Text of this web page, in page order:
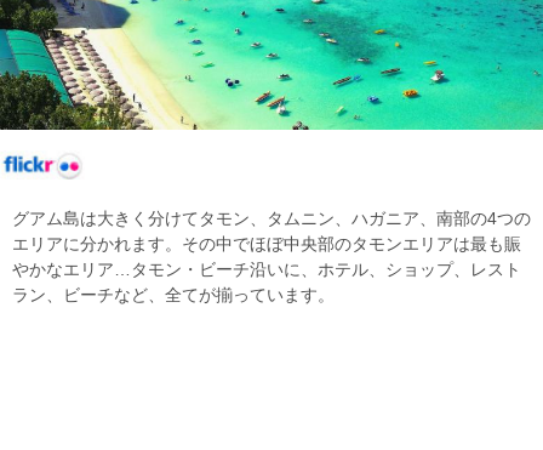
グアム島は大きく分けてタモン、タムニン、ハガニア、南部の4つの
エリアに分かれます。その中でほぼ中央部のタモンエリアは最も賑
やかなエリア…タモン・ビーチ沿いに、ホテル、ショップ、レスト
ラン、ビーチなど、全てが揃っています。